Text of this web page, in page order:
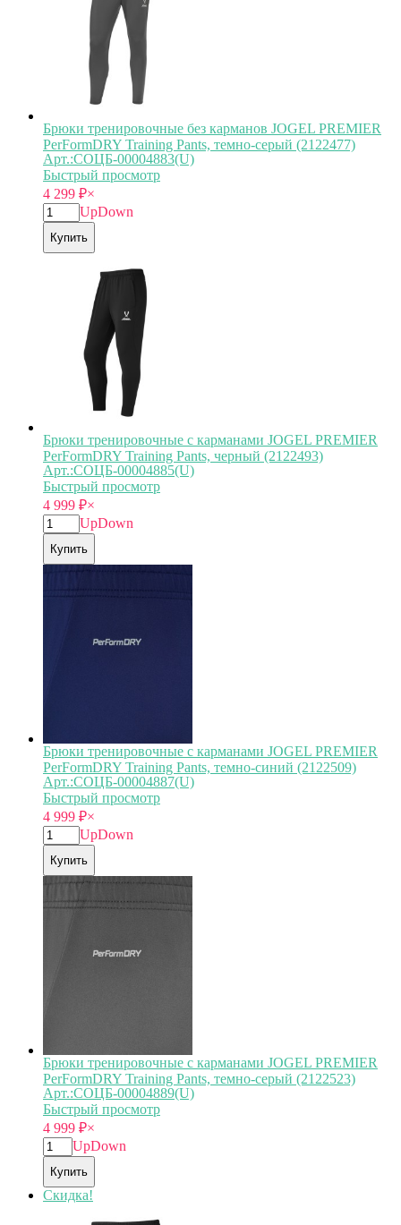
Брюки тренировочные без карманов JOGEL PREMIER
PerFormDRY Training Pants, темно-серый (2122477)
Арт.:СОЦБ-00004883(U)
Быстрый просмотр
4 299 ₽×
UpDown
Купить
Брюки тренировочные с карманами JOGEL PREMIER
PerFormDRY Training Pants, черный (2122493)
Арт.:СОЦБ-00004885(U)
Быстрый просмотр
4 999 ₽×
UpDown
Купить
Брюки тренировочные с карманами JOGEL PREMIER
PerFormDRY Training Pants, темно-синий (2122509)
Арт.:СОЦБ-00004887(U)
Быстрый просмотр
4 999 ₽×
UpDown
Купить
Брюки тренировочные с карманами JOGEL PREMIER
PerFormDRY Training Pants, темно-серый (2122523)
Арт.:СОЦБ-00004889(U)
Быстрый просмотр
4 999 ₽×
UpDown
Купить
Скидка!